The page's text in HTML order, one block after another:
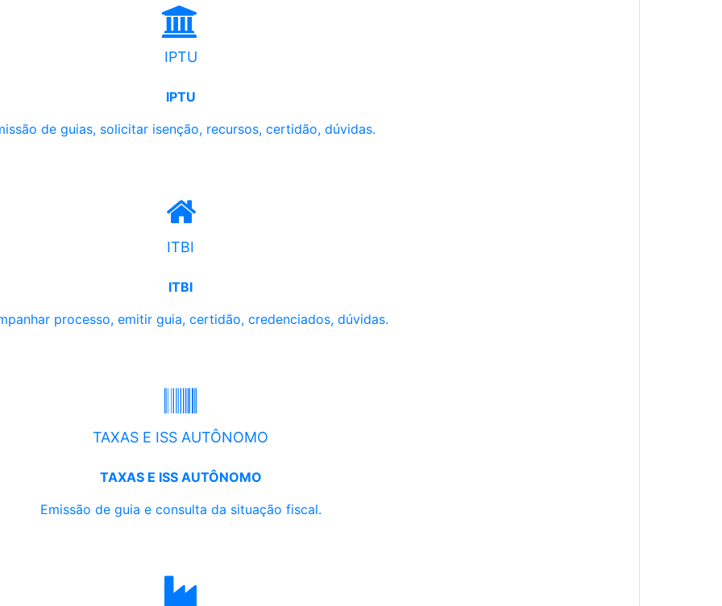
IPTU
IPTU
de guias, solicitar isenção, recursos, certidão, dúvidas.
ITBI
ITBI
processo, emitir guia, certidão, credenciados, dúvidas.
TAXAS E ISS AUTÔNOMO
TAXAS E ISS AUTÔNOMO
Emissão de guia e consulta da situação fiscal.